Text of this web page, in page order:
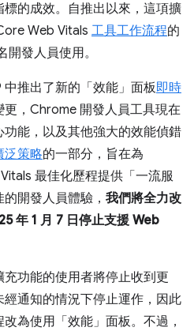
的成效。自推出以來，這項擴
Web Vitals 工具工作流程的
發人員使用。
推出了新的「效能」面板即時
更，Chrome 開發人員工具現在
能，以及其他強大的效能偵錯
泛策略的一部分，旨在為
最佳化歷程提供「一流服
開發人員體驗， 我們將全力改
年 1 月 7 日停止支援 Web
功能的使用者將停止收到更
通知的情況下停止運作，因此
為使用「效能」面板。不過，